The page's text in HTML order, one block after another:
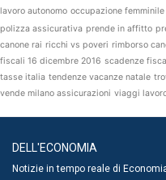
lavoro autonomo occupazione femminile
polizza assicurativa prende in affitto
canone rai ricchi vs poveri rimborso
fiscali 16 dicembre 2016 scadenze
tasse italia tendenze vacanze natale
vende milano assicurazioni viaggi
DELL'ECONOMIA
Notizie in tempo reale di